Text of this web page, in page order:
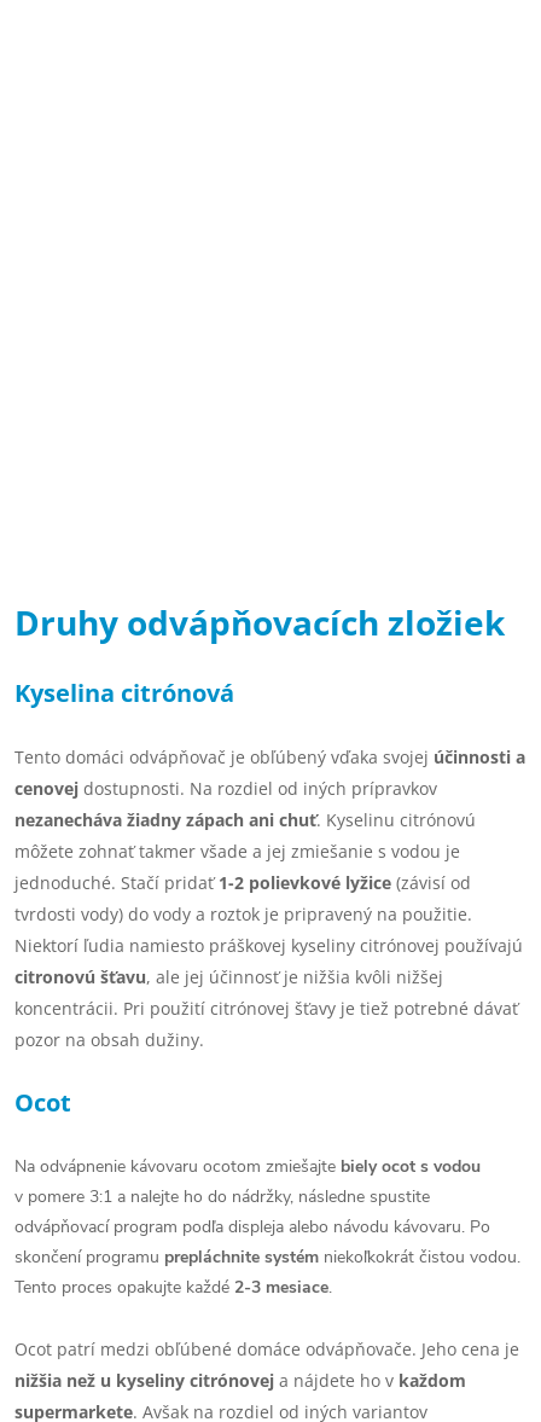
Druhy odvápňovacích zložiek
Kyselina citrónová
Tento domáci odvápňovač je obľúbený vďaka svojej účinnosti a
cenovej dostupnosti. Na rozdiel od iných prípravkov
nezanecháva žiadny zápach ani chuť. Kyselinu citrónovú
môžete zohnať takmer všade a jej zmiešanie s vodou je
jednoduché. Stačí pridať1-2 polievkové lyžice (závisí od
tvrdosti vody) do vody a roztok je pripravený na použitie.
Niektorí ľudia namiesto práškovej kyseliny citrónovej používajú
citronovú šťavu, ale jej účinnosť je nižšia kvôli nižšej
koncentrácii. Pri použití citrónovej šťavy je tiež potrebné dávať
pozor na obsah dužiny.
Ocot
Na odvápnenie kávovaru ocotom zmiešajte biely ocot s vodou
v pomere 3:1 a nalejte ho do nádržky, následne spustite
odvápňovací program podľa displeja alebo návodu kávovaru. Po
skončení programu prepláchnite systém niekoľkokrát čistou vodou.
Tento proces opakujte každé 2-3 mesiace.
Ocot patrí medzi obľúbené domáce odvápňovače. Jeho cena je
nižšia než u kyseliny citrónovej a nájdete ho v každom
supermarkete. Avšak na rozdiel od iných variantov